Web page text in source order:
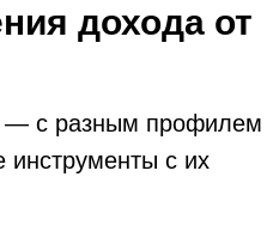
дохода от
— с разным профилем
с их